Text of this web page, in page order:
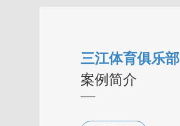
三江体育俱乐部
案例简介